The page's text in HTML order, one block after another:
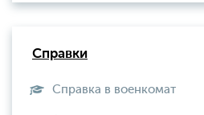
Справки
Справка в военкомат